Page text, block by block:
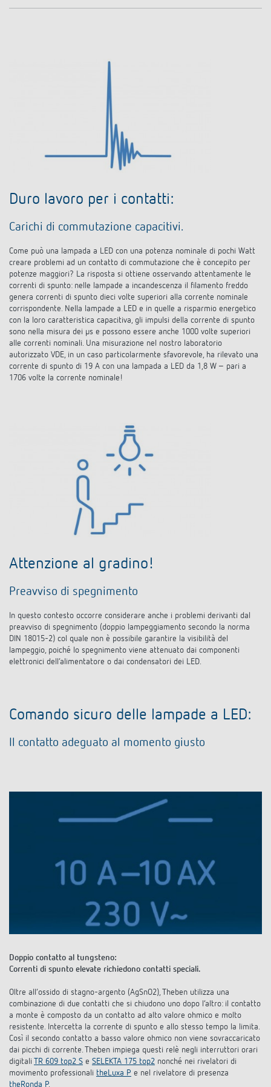
Rilevatore di presenza e rilevatore di
Duro lavoro per i contatti:
Carichi di commutazione capacitivi.
Come può una lampada a LED con una potenza nominale di pochi Watt
creare problemi ad un contatto di commutazione che è concepito per
potenze maggiori? La risposta si ottiene osservando attentamente le
correnti di spunto: nelle lampade a incandescenza il filamento freddo
genera correnti di spunto dieci volte superiori alla corrente nominale
corrispondente. Nella lampade a LED e in quelle a risparmio energetico
con la loro caratteristica capacitiva, gli impulsi della corrente di spunto
sono nella misura dei µs e possono essere anche 1000 volte superiori
alle correnti nominali. Una misurazione nel nostro laboratorio
autorizzato VDE, in un caso particolarmente sfavorevole, ha rilevato una
corrente di spunto di 19 A con una lampada a LED da 1,8 W – pari a
1706 volte la corrente nominale!
Attenzione al gradino!
Preavviso di spegnimento
In questo contesto occorre considerare anche i problemi derivanti dal
preavviso di spegnimento (doppio lampeggiamento secondo la norma
DIN 18015-2) col quale non è possibile garantire la visibilità del
lampeggio, poiché lo spegnimento viene attenuato dai componenti
elettronici dell’alimentatore o dai condensatori dei LED.
Comando sicuro delle lampade a LED:
Il contatto adeguato al momento giusto
Doppio contatto al tungsteno:
Correnti di spunto elevate richiedono contatti speciali.
Oltre all’ossido di stagno-argento (AgSnO2), Theben utilizza una
combinazione di due contatti che si chiudono uno dopo l’altro: il contatto
a monte è composto da un contatto ad alto valore ohmico e molto
resistente. Intercetta la corrente di spunto e allo stesso tempo la limita.
Così il secondo contatto a basso valore ohmico non viene sovraccaricato
dai picchi di corrente. Theben impiega questi relè negli interruttori orari
digitali TR 609 top2 S e SELEKTA 175 top2 nonché nei rivelatori di
movimento professionali theLuxa P e nel rivelatore di presenza
theRonda P.